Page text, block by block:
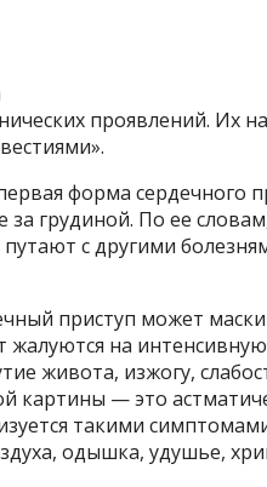
проявлений. Их
форма сердечного
грудиной. По ее
с другими
приступ может
на
живота, изжогу,
картины — это
такими
одышка, удушье,